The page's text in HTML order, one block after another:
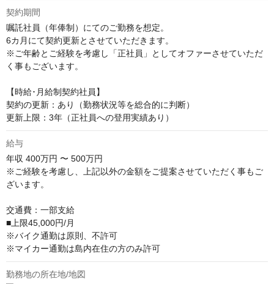
契約期間
嘱託社員（年俸制）にてのご勤務を想定。
6カ月にて契約更新とさせていただきます。
※ご年齢とご経験を考慮し「正社員」としてオファーさせていただ
く事もございます。
【時給･月給制契約社員】
契約の更新：あり（勤務状況等を総合的に判断）
更新上限：3年（正社員への登用実績あり）
給与
年収 400万円 〜 500万円
※ご経験を考慮し、上記以外の金額をご提案させていただく事もご
ざいます。
交通費：一部支給
■上限45,000円/月
※バイク通勤は原則、不許可
※マイカー通勤は島内在住の方のみ許可
勤務地の所在地/地図